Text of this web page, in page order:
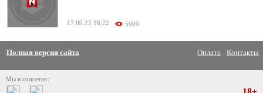
17.09.22 18:22 5909
Полная версия сайта Оплата Контакты
Мы в соцсетях: